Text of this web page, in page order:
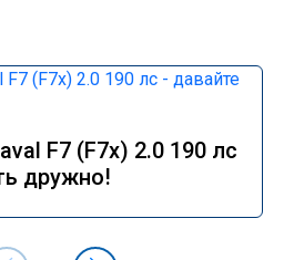
F7 (F7x) 2.0 190 лс
дружно!